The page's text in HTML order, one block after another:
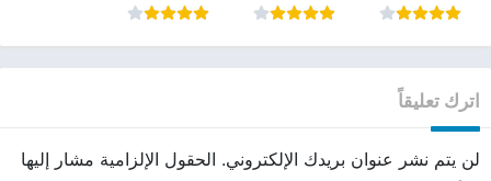
اترك تعليقاً
لن يتم نشر عنوان بريدك الإلكتروني. الحقول الإلزامية مشار إليها